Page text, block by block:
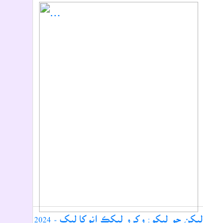
ليکن جو ليکو: وکرو ليکڪ انوکا ليک - 2024